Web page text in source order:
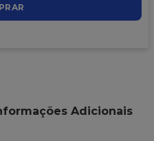
Adicionais